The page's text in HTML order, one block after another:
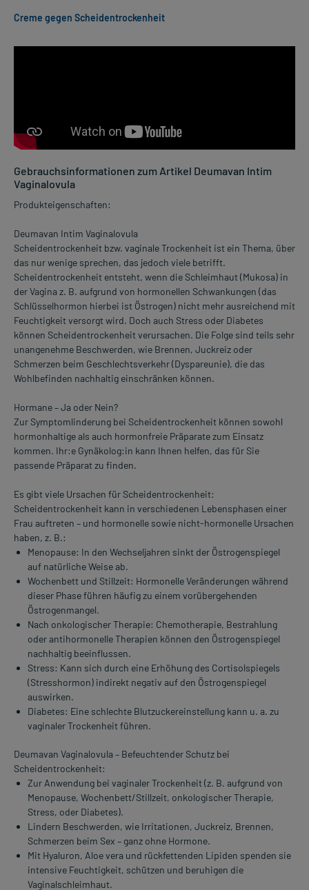
Gebrauchsinformationen zum Artikel Deumavan Intim
Vaginalovula
Produkteigenschaften:
Deumavan Intim Vaginalovula
Scheidentrockenheit bzw. vaginale Trockenheit ist ein Thema, über
das nur wenige sprechen, das jedoch viele betrifft.
Scheidentrockenheit entsteht, wenn die Schleimhaut (Mukosa) in
der Vagina z. B. aufgrund von hormonellen Schwankungen (das
Schlüsselhormon hierbei ist Östrogen) nicht mehr ausreichend mit
Feuchtigkeit versorgt wird. Doch auch Stress oder Diabetes
können Scheidentrockenheit verursachen. Die Folge sind teils sehr
unangenehme Beschwerden, wie Brennen, Juckreiz oder
Schmerzen beim Geschlechtsverkehr (Dyspareunie), die das
Wohlbefinden nachhaltig einschränken können.
Hormane – Ja oder Nein?
Zur Symptomlinderung bei Scheidentrockenheit können sowohl
hormonhaltige als auch hormonfreie Präparate zum Einsatz
kommen. Ihr:e Gynäkolog:in kann Ihnen helfen, das für Sie
passende Präparat zu finden.
Es gibt viele Ursachen für Scheidentrockenheit:
Scheidentrockenheit kann in verschiedenen Lebensphasen einer
Frau auftreten – und hormonelle sowie nicht-hormonelle Ursachen
haben, z. B.:
Menopause: In den Wechseljahren sinkt der Östrogenspiegel
auf natürliche Weise ab.
Wochenbett und Stillzeit: Hormonelle Veränderungen während
dieser Phase führen häufig zu einem vorübergehenden
Östrogenmangel.
Nach onkologischer Therapie: Chemotherapie, Bestrahlung
oder antihormonelle Therapien können den Östrogenspiegel
nachhaltig beeinflussen.
Stress: Kann sich durch eine Erhöhung des Cortisolspiegels
(Stresshormon) indirekt negativ auf den Östrogenspiegel
auswirken.
Diabetes: Eine schlechte Blutzuckereinstellung kann u. a. zu
vaginaler Trockenheit führen.
Deumavan Vaginalovula – Befeuchtender Schutz bei
Scheidentrockenheit:
Zur Anwendung bei vaginaler Trockenheit (z. B. aufgrund von
Menopause, Wochenbett/Stillzeit, onkologischer Therapie,
Stress, oder Diabetes).
Lindern Beschwerden, wie Irritationen, Juckreiz, Brennen,
Schmerzen beim Sex – ganz ohne Hormone.
Mit Hyaluron, Aloe vera und rückfettenden Lipiden spenden sie
intensive Feuchtigkeit, schützen und beruhigen die
Vaginalschleimhaut.
Creme gegen Scheidentrockenheit